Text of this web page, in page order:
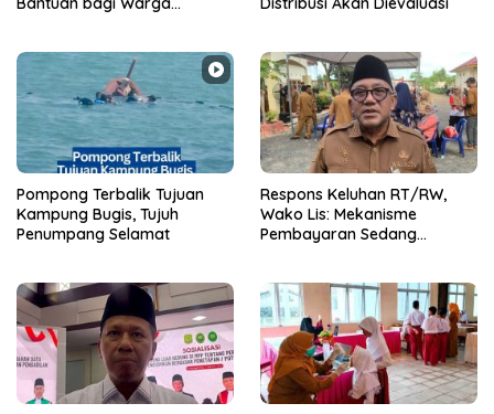
Pompong Terbalik Tujuan
Kampung Bugis, Tujuh
Penumpang Selamat
‎Respons Keluhan RT/RW,
Wako Lis: Mekanisme
Pembayaran Sedang